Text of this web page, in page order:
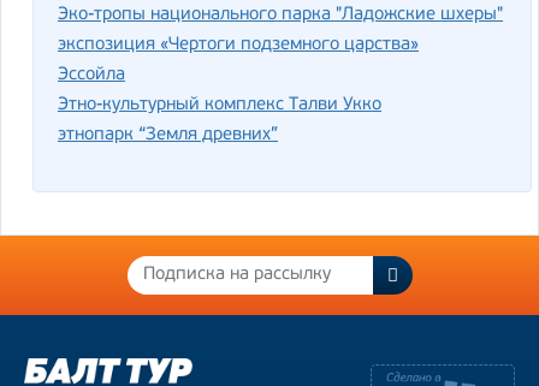
Эко-тропы национального парка "Ладожские шхеры"
экспозиция «Чертоги подземного царства»
Эссойла
Этно-культурный комплекс Талви Укко
этнопарк “Земля древних”